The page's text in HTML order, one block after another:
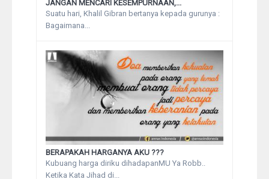
JANGAN MENCARI KESEMPURNAAN,...
Suatu hari, Khalil Gibran bertanya kepada gurunya :
Bagaimana...
BERAPAKAH HARGANYA AKU ???
Kubuang harga diriku dihadapanMU Ya Robb..
Ketika Kata Jihad di...